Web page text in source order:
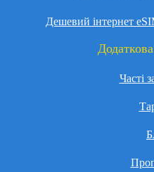
Дешевий інтернет
Часті